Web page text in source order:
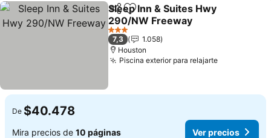
CompartirAgregar a favoritos
Sleep Inn & Suites Hwy
290/NW Freeway
Ver precios
3 Estrellas
7,3
1.058
Houston
Piscina exterior para relajarteVer precios
De $40.478
Mira precios de 10 páginas Ver precios